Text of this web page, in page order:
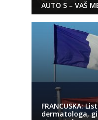
AUTO S – VAŠ
FRANCUSKA:
dermatologa,